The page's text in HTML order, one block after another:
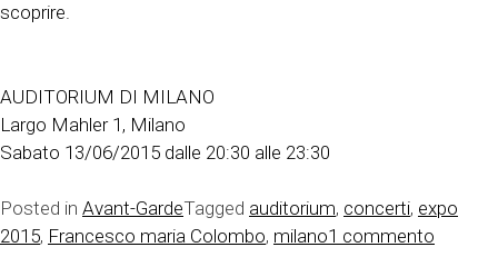
scoprire.
AUDITORIUM DI MILANO
Largo Mahler 1, Milano
Sabato 13/06/2015 dalle 20:30 alle 23:30
Posted in Avant-GardeTagged auditorium, concerti, expo
2015, Francesco maria Colombo, milano1 commento